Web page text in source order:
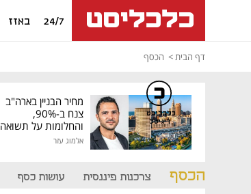
24/7 באזז
דף הבית הכסף
מחיר הבניין בארה"ב
צנח ב-90%,
והחלומות על תשואה
גבוהה התנפצו
אלמוג עזר
הכסף צרכנות פיננסית עושות כסף
כלכליסט
דיגיטל